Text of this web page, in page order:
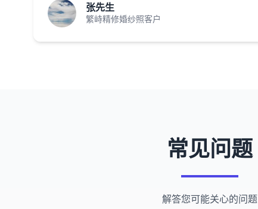
张先生
繁峙精修婚纱照客户
常见问题
解答您可能关心的问题